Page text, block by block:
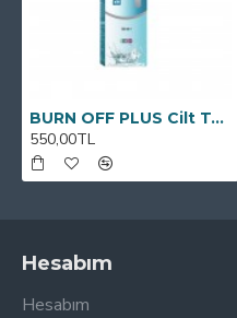
BURN OFF PLUS Cilt Temizleme Spreyi 100 ML
550,00TL
Hesabım
Hesabım